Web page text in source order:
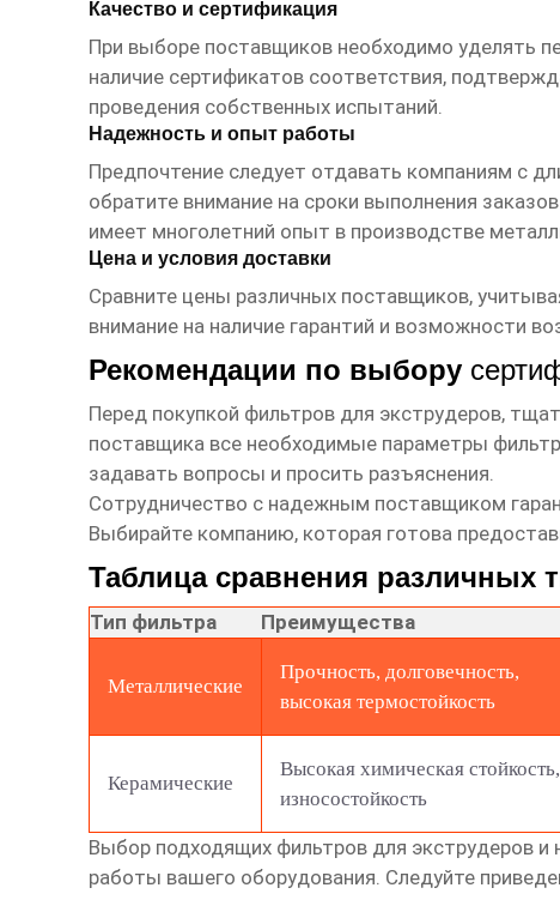
Качество и сертификация
При выборе поставщиковнеобходимо уделять
наличие сертификатов соответствия,
проведения собственных испытаний.
Надежность и опыт работы
Предпочтение следует отдавать компаниям с
обратите внимание на сроки выполнения
имеет многолетний опыт в производстве
Цена и условия доставки
Сравните цены различных поставщиков,
внимание на наличие гарантий и возможности
Рекомендации по выбору
Перед покупкой фильтров для экструдеров,
поставщикавсе необходимые параметры
задавать вопросы и просить разъяснения.
Сотрудничество с надежным поставщиком
Выбирайте компанию, которая готова
Таблица сравнения различных
Тип фильтра Преимущества
Металлические
Прочность, долговечность,
высокая термостойкость
Керамические
Высокая химическая стойкость,
износостойкость
Выбор подходящих фильтров для экструдерови
работы вашего оборудования. Следуйте